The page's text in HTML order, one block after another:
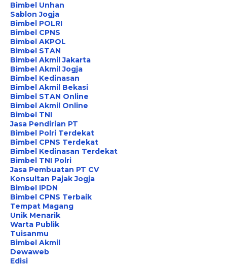
Bimbel Unhan
Sablon Jogja
Bimbel POLRI
Bimbel CPNS
Bimbel AKPOL
Bimbel STAN
Bimbel Akmil Jakarta
Bimbel Akmil Jogja
Bimbel Kedinasan
Bimbel Akmil Bekasi
Bimbel STAN Online
Bimbel Akmil Online
Bimbel TNI
Jasa Pendirian PT
Bimbel Polri Terdekat
Bimbel CPNS Terdekat
Bimbel Kedinasan Terdekat
Bimbel TNI Polri
Jasa Pembuatan PT CV
Konsultan Pajak Jogja
Bimbel IPDN
Bimbel CPNS Terbaik
Tempat Magang
Unik Menarik
Warta Publik
Tuisanmu
Bimbel Akmil
Dewaweb
Edisi